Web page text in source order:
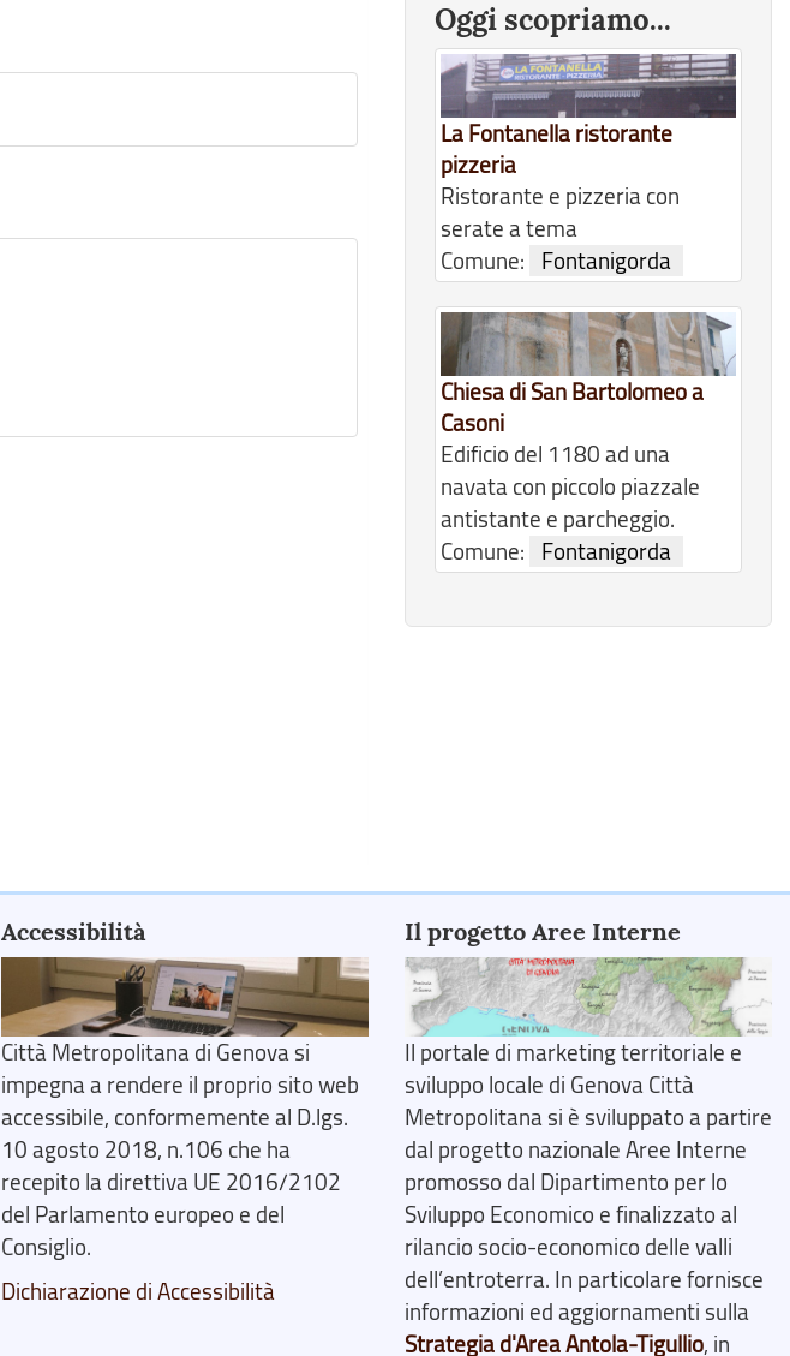
Oggi scopriamo...
La Fontanella ristorante
pizzeria
Ristorante e pizzeria con
serate a tema
Comune:
Fontanigorda
Chiesa di San Bartolomeo a
Casoni
Edificio del 1180 ad una
navata con piccolo piazzale
antistante e parcheggio.
Comune:
Fontanigorda
Accessibilità
Città Metropolitana di Genova si
impegna a rendere il proprio sito web
accessibile, conformemente al D.lgs.
10 agosto 2018, n.106 che ha
recepito la direttiva UE 2016/2102
del Parlamento europeo e del
Consiglio.
Dichiarazione di Accessibilità
Il progetto Aree Interne
Il portale di marketing territoriale e
sviluppo locale di Genova Città
Metropolitana si è sviluppato a partire
dal progetto nazionale Aree Interne
promosso dal Dipartimento per lo
Sviluppo Economico e finalizzato al
rilancio socio-economico delle valli
dell’entroterra. In particolare fornisce
informazioni ed aggiornamenti sulla
Strategia d'Area Antola-Tigullio, in